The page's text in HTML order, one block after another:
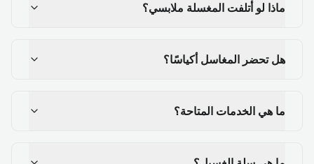
ماذا لو أتلفت المغسلة ملابسي؟
هل تحضر المغاسل أكياسًا؟
ما هي الخدمات المتاحة؟